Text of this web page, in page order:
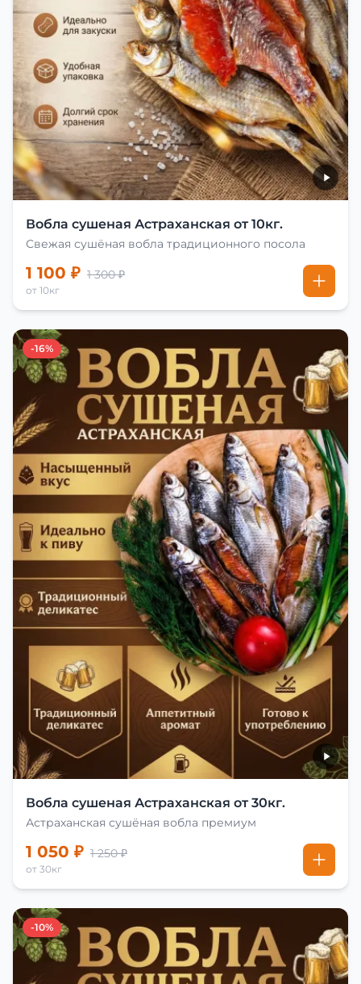
Вобла сушеная Астраханская от 10кг.
Свежая сушёная вобла традиционного посола
1 100 ₽ 1 300 ₽
от 10кг
-16%
Вобла сушеная Астраханская от 30кг.
Астраханская сушёная вобла премиум
1 050 ₽ 1 250 ₽
от 30кг
-10%